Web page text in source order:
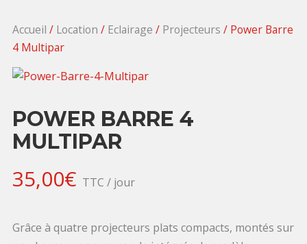
Accueil / Location / Eclairage / Projecteurs / Power Barre
4 Multipar
POWER BARRE 4
MULTIPAR
35,00€ TTC / jour
Grâce à quatre projecteurs plats compacts, montés sur